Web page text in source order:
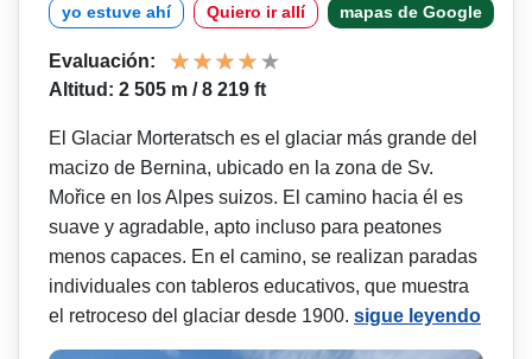
yo estuve ahí Quiero ir allí mapas de Google
Evaluación:
Altitud: 2 505 m / 8 219 ft
El Glaciar Morteratsch es el glaciar más grande del
macizo de Bernina, ubicado en la zona de Sv.
Mořice en los Alpes suizos. El camino hacia él es
suave y agradable, apto incluso para peatones
menos capaces. En el camino, se realizan paradas
individuales con tableros educativos, que muestra
el retroceso del glaciar desde 1900. sigue leyendo